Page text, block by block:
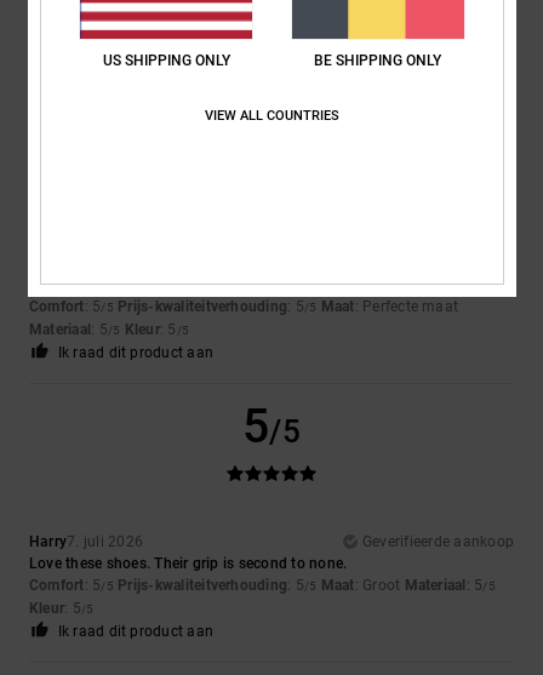
They were exactly what my son wanted
Comfort: 5/5 Prijs-kwaliteitverhouding
the perfect shoes for skaters
Comfort: 5/5 Prijs-kwaliteitverhouding: 5/5 Maat: Perfecte maat
Materiaal: 5/5 Kleur: 5 /5
Ik raad dit product aan
5/5
Harry7. juli 2026
Geverifieerde aankoop
Love these shoes. Their grip is second to none.
Comfort: 5/5 Prijs-kwaliteitverhouding: 5/5 Maat: Groot Materiaal : 5/5
Kleur: 5/5
Ik raad dit product aan
US SHIPPING ONLY BE SHIPPING ONLY
VIEW ALL COUNTRIES